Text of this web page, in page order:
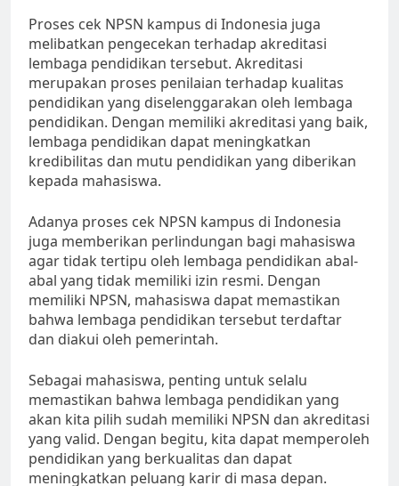
Proses cek NPSN kampus di Indonesia juga
melibatkan pengecekan terhadap akreditasi
lembaga pendidikan tersebut. Akreditasi
merupakan proses penilaian terhadap kualitas
pendidikan yang diselenggarakan oleh lembaga
pendidikan. Dengan memiliki akreditasi yang baik,
lembaga pendidikan dapat meningkatkan
kredibilitas dan mutu pendidikan yang diberikan
kepada mahasiswa.
Adanya proses cek NPSN kampus di Indonesia
juga memberikan perlindungan bagi mahasiswa
agar tidak tertipu oleh lembaga pendidikan abal-
abal yang tidak memiliki izin resmi. Dengan
memiliki NPSN, mahasiswa dapat memastikan
bahwa lembaga pendidikan tersebut terdaftar
dan diakui oleh pemerintah.
Sebagai mahasiswa, penting untuk selalu
memastikan bahwa lembaga pendidikan yang
akan kita pilih sudah memiliki NPSN dan akreditasi
yang valid. Dengan begitu, kita dapat memperoleh
pendidikan yang berkualitas dan dapat
meningkatkan peluang karir di masa depan.